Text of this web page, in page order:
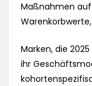
Maßnahmen
Marken, die
ihr